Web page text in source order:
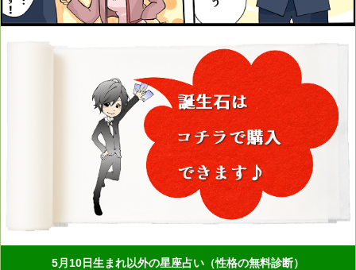
5月10日生まれ以外の星座占い（性格の無料診断）